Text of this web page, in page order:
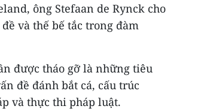
ông Stefaan de Rynck cho
và thế bế tắc trong đàm
được tháo gỡ là những tiêu
đề đánh bắt cá, cấu trúc
và thực thi pháp luật.